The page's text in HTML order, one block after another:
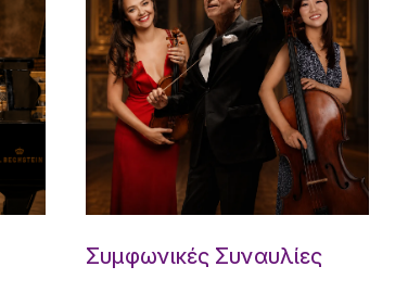
Συμφωνικές Συναυλίες